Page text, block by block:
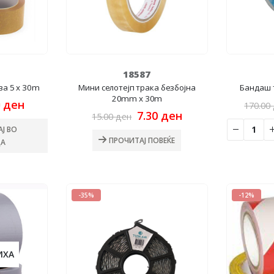
5 x 30m
денCurrent
ВО
18587
Мини селотејп трака безбојна
20mm x 30m
15.00ден Original
price
was:
15.00 ден.
7.30 денCurrent
ПРОЧИТАЈ ПОВЕЌЕ
Бандаш
170.00
-35% -12%